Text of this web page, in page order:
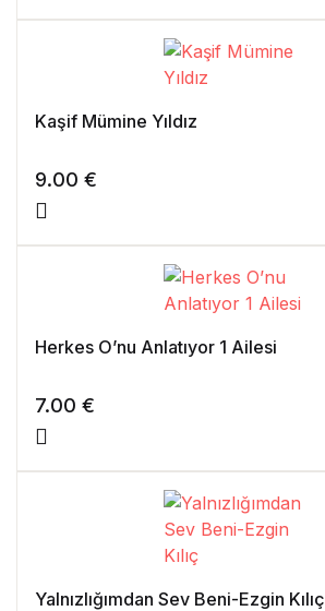
Kaşif Mümine Yıldız
9.00 €
Herkes O’nu Anlatıyor 1 Ailesi
7.00 €
Yalnızlığımdan Sev Beni-Ezgin Kılıç